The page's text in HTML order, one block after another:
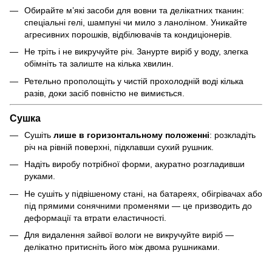
Обирайте м’які засоби для вовни та делікатних тканин:
спеціальні гелі, шампуні чи мило з ланоліном. Уникайте
агресивних порошків, відбілювачів та кондиціонерів.
Не тріть і не викручуйте річ. Занурте виріб у воду, злегка
обімніть та залиште на кілька хвилин.
Ретельно прополощіть у чистій прохолодній воді кілька
разів, доки засіб повністю не вимиється.
Сушка
Сушіть лише в горизонтальному положенні: розкладіть
річ на рівній поверхні, підклавши сухий рушник.
Надіть виробу потрібної форми, акуратно розгладивши
руками.
Не сушіть у підвішеному стані, на батареях, обігрівачах або
під прямими сонячними променями — це призводить до
деформації та втрати еластичності.
Для видалення зайвої вологи не викручуйте виріб —
делікатно притисніть його між двома рушниками.